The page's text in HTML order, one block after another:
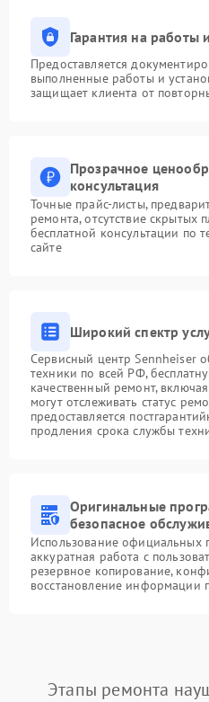
Гарантия на работы
Предоставляется
выполненные работы и
защищает клиента от
Прозрачное
консультация
Точные прайс-листы,
ремонта, отсутствие скрытых
бесплатной консультации по
сайте
Широкий спектр
Сервисный центр Sennheiser
техники по всей РФ,
качественный ремонт,
могут отслеживать статус
предоставляется
продления срока службы
Оригинальные
безопасное
Использование официальных
аккуратная работа с
резервное копирование,
восстановление информации
Этапы ремонта